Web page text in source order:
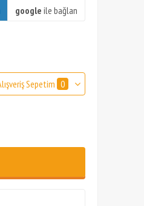
google ile bağlan
Sepetim 0